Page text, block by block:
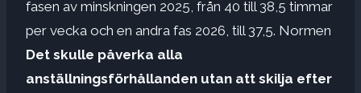
fasen av minskningen 2025, från 40 till 38,5 timmar
per vecka och en andra fas 2026, till 37,5. Normen
Det skulle påverka alla
anställningsförhållanden utan att skilja efter